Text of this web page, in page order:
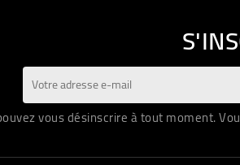
vous désinscrire à tout moment.